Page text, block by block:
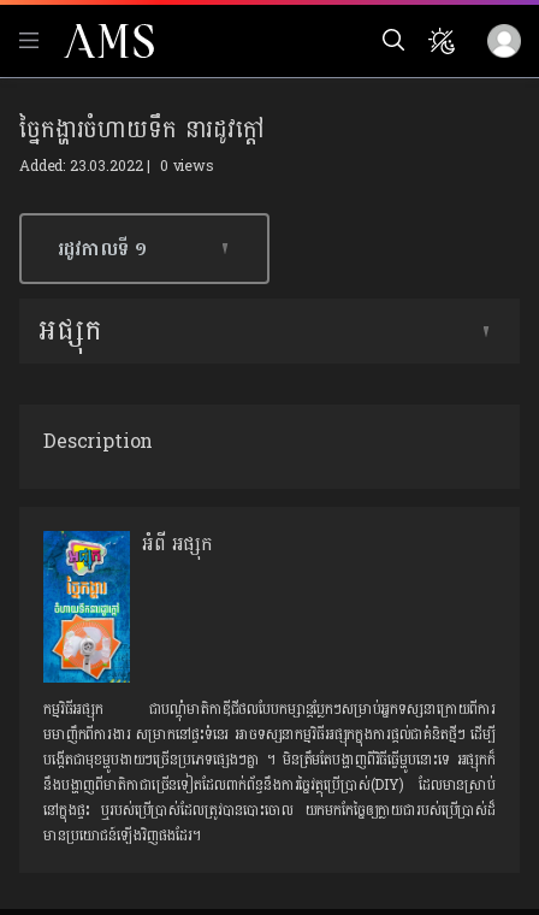
ច្នៃកង្ហារចំហាយទឹក នារដូវក្តៅ
Added: 23.03.2022 | 0 views
Description
អំពី អផ្សុក
កម្មវិធីអផ្សុក ជាបណ្ដុំមាតិកាឌីជីថលបែបកម្សាន្ដប្លែកៗសម្រាប់អ្នកទស្សនាក្រោយពីការ
មមាញឹកពីការងារ សម្រាកនៅផ្ទះទំនេរ អាចទស្សនាកម្មវិធីអផ្សុកក្នុងការផ្ដល់ជាគំនិតថ្មីៗ ដើម្បី
បង្កើតជាមុខម្ហូបងាយៗច្រើនប្រភេទផ្សេងៗគ្នា ។ មិនត្រឹមតែបង្ហាញពីវិធីធ្វើម្ហូបនោះទេ អផ្សុកក៏
នឹងបង្ហាញពីមាតិកាជាច្រើនទៀតដែលពាក់ព័ន្ធនឹងការច្នៃវត្ថុប្រើប្រាស់(DIY) ដែលមានស្រាប់
នៅក្នុងផ្ទះ ឬរបស់ប្រើប្រាស់ដែលត្រូវបានបោះចោល យកមកកែច្នៃឲ្យក្លាយជារបស់ប្រើប្រាស់ដ៏
មានប្រយោជន៍ឡើងវិញផងដែរ។
រដូវកាលទី​ ១
អផ្សុក